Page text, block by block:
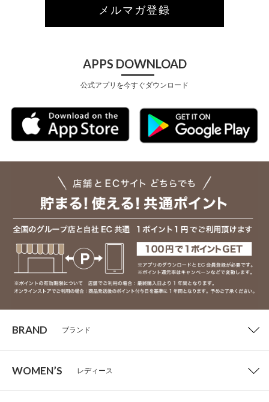
メルマガ登録
APPS DOWNLOAD
公式アプリを今すぐダウンロード
BRAND ブランド
WOMEN’S レディース